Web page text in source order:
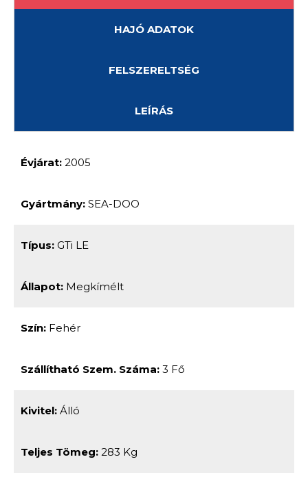
HAJÓ ADATOK
FELSZERELTSÉG
LEÍRÁS
Évjárat: 2005
Gyártmány: SEA-DOO
Típus: GTi LE
Állapot: Megkímélt
Szín: Fehér
Szállítható Szem. Száma: 3 Fő
Kivitel: Álló
Teljes Tömeg: 283 Kg